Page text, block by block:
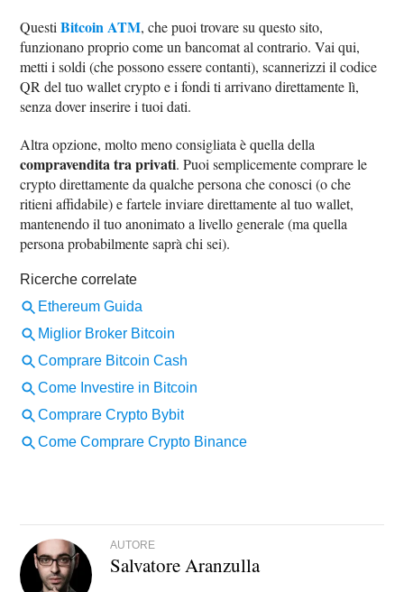
QuestiBitcoin ATM, che puoi trovare su questo sito,
funzionano proprio come un bancomat al contrario. Vai qui,
metti i soldi (che possono essere contanti), scannerizzi il codice
QR del tuo wallet crypto e i fondi ti arrivano direttamente lì,
senza dover inserire i tuoi dati.
Altra opzione, molto meno consigliata è quella della
compravendita tra privati. Puoi semplicemente comprare le
crypto direttamente da qualche persona che conosci (o che
ritieni affidabile) e fartele inviare direttamente al tuo wallet,
mantenendo il tuo anonimato a livello generale (ma quella
persona probabilmente saprà chi sei).
AUTORE
Salvatore Aranzulla